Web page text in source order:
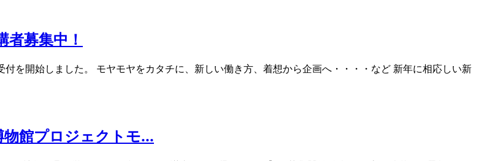
募集中！
を開始しました。 モヤモヤをカタチに、新しい働き方、着想から企画へ・・・・など 新年に相応しい新
物館プロジェクトモ...